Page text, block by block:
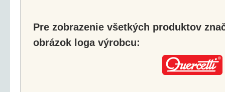
Pre zobrazenie všetkých produktov
obrázok loga výrobcu: